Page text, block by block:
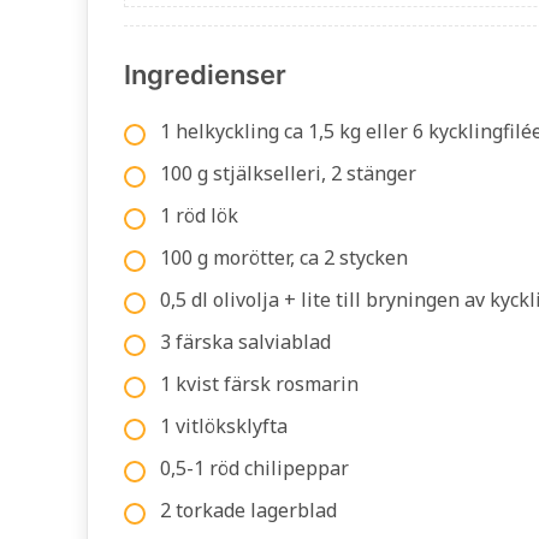
Ingredienser
1 helkyckling ca 1,5 kg eller 6
100 g stjälkselleri, 2 stänger
1 röd lök
100 g morötter, ca 2 stycken
0,5 dl olivolja + lite till bryningen av
3 färska salviablad
1 kvist färsk rosmarin
1 vitlöksklyfta
0,5-1 röd chilipeppar
2 torkade lagerblad